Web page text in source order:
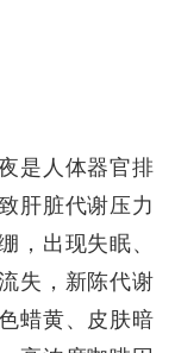
是人体器官排
肝脏代谢压力
，出现失眠、
失，新陈代谢
蜡黄、皮肤暗